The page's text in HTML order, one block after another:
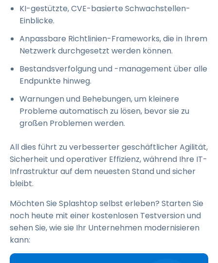
KI-gestützte, CVE-basierte Schwachstellen-
Einblicke.
Anpassbare Richtlinien-Frameworks, die in Ihrem
Netzwerk durchgesetzt werden können.
Bestandsverfolgung und -management über alle
Endpunkte hinweg.
Warnungen und Behebungen, um kleinere
Probleme automatisch zu lösen, bevor sie zu
großen Problemen werden.
All dies führt zu verbesserter geschäftlicher Agilität,
Sicherheit und operativer Effizienz, während Ihre IT-
Infrastruktur auf dem neuesten Stand und sicher
bleibt.
Möchten Sie Splashtop selbst erleben? Starten Sie
noch heute mit einer kostenlosen Testversion und
sehen Sie, wie sie Ihr Unternehmen modernisieren
kann: